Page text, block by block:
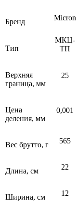
Бренд Micron
Тип
МКЦ-
ТП
Верхняя
граница, мм
25
Цена
деления, мм
0,001
Вес брутто, г 565
Длина, см 22
Ширина, см 12